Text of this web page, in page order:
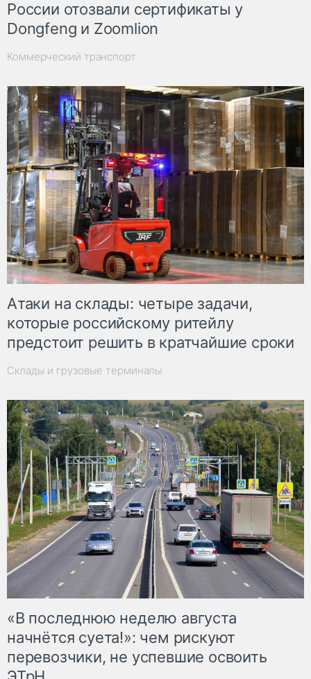
России отозвали сертификаты у
Dongfeng и Zoomlion
Коммерческий транспорт
Атаки на склады: четыре задачи,
которые российскому ритейлу
предстоит решить в кратчайшие сроки
Склады и грузовые терминалы
«В последнюю неделю августа
начнётся суета!»: чем рискуют
перевозчики, не успевшие освоить